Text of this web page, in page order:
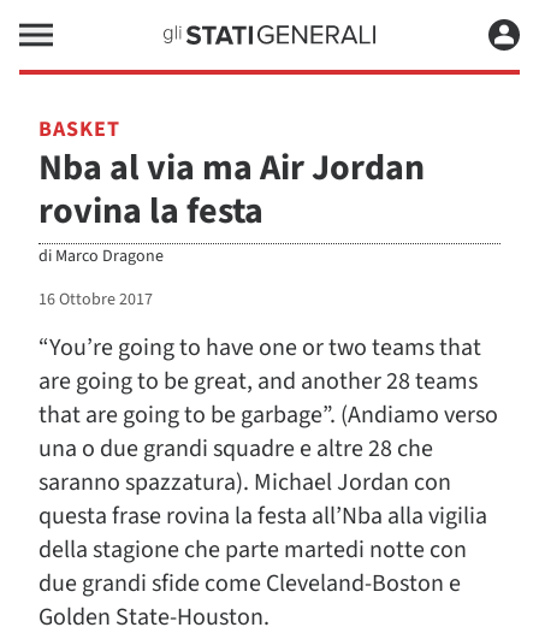
BASKET
Nba al via ma Air Jordan
rovina la festa
di Marco Dragone
16 Ottobre 2017
“You’re going to have one or two teams that
are going to be great, and another 28 teams
that are going to be garbage”. (Andiamo verso
una o due grandi squadre e altre 28 che
saranno spazzatura). Michael Jordan con
questa frase rovina la festa all’Nba alla vigilia
della stagione che parte martedi notte con
due grandi sfide come Cleveland-Boston e
Golden State-Houston.